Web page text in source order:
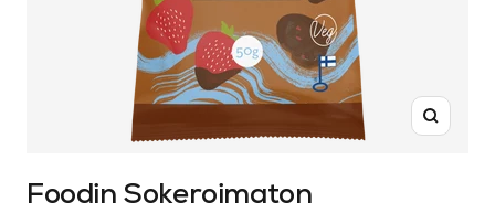
Foodin Sokeroimaton